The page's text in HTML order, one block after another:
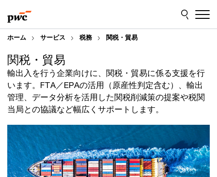
to
content
to
footer
ホーム サービス 税務 関税・貿易
輸出入を行う企業向けに、関税・貿易に係る支援を行
います。FTA／EPAの活用（原産性判定含む）、輸出
管理、データ分析を活用した関税削減策の提案や税関
当局との協議など幅広くサポートします。
関税・貿易